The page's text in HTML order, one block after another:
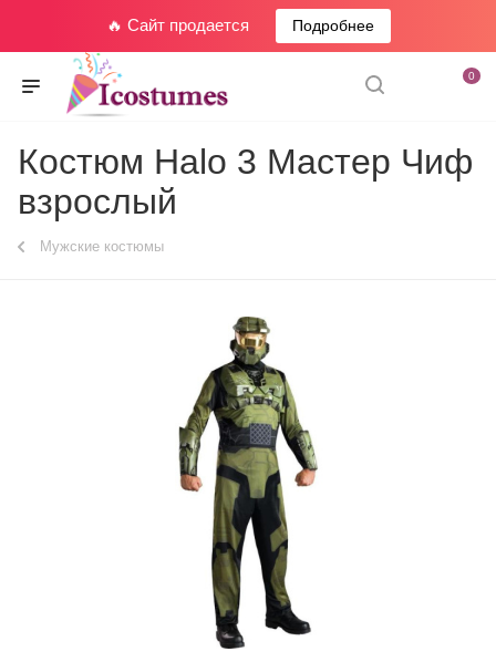
🔥 Сайт продается Подробнее
0
Костюм Halo 3 Мастер Чиф
взрослый
Мужские костюмы